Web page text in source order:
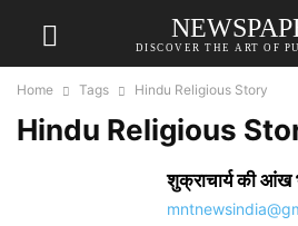
DISCOVER THE ART OF
Home Tags Hindu Religious Story
Hindu Religious
शुक्राचार्य की आंख